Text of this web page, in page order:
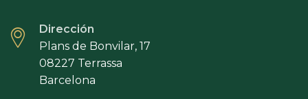
Dirección
Plans de Bonvilar, 17
08227 Terrassa
Barcelona